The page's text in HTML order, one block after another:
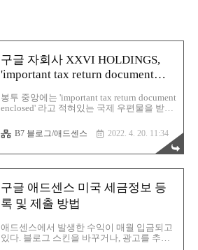
구글 자회사 XXVI HOLDINGS,
'important tax return document
봉투 중앙에는 'important tax return document
enclosed' 라고 적혀있는 국제 우편물을 받았
련 우편물로 짐작하고 발신자를 확인해 보
니, 구글이 아니라 'XXVI HOLDINGS INC'라
고 찍혀있다. 확인해보니 XXVI HOLDINGS
한다. 봉투안에는 원친징수 대상이 되는 외
국인의 미국 원천 소득 이라 적혀있는, 1042-
S 양식의 서류가 3장 포함되어 있었다. 이 서
류를 작성해서 어디로 보내야 하는것인지 궁
금해서 찾아보았다. 구글 자회사 XXVI
HOLDINGS, 'important tax return document
enclosed' ▷ 구글 애널리틱스 티스토리, 애드
센스 연결하기 : ..
B7 블로그/애드센스 2022. 4. 20. 11:34
구글 애드센스 미국 세금정보 등
록 및 제출 방법
애드센스에서 발생한 수익이 매월 입금되고
있다. 블로그 스킨을 바꾸거나, 광고를 추가